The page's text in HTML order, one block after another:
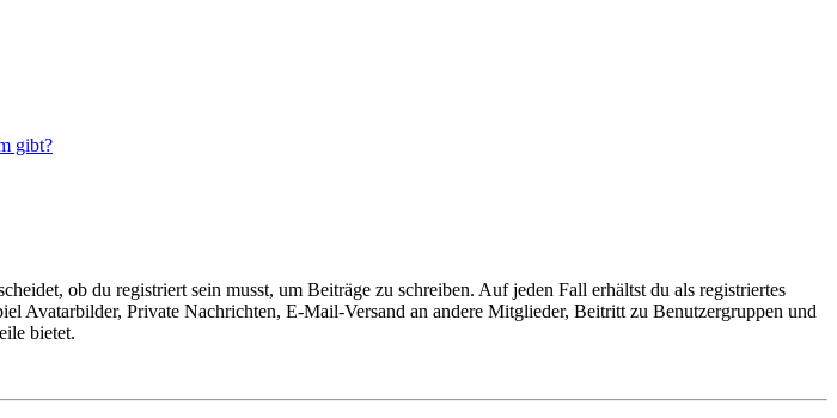
gibt?
ob du registriert sein musst, um Beiträge zu schreiben. Auf jeden Fall erhältst du als registriertes
Avatarbilder, Private Nachrichten, E-Mail-Versand an andere Mitglieder, Beitritt zu Benutzergruppen und
bietet.